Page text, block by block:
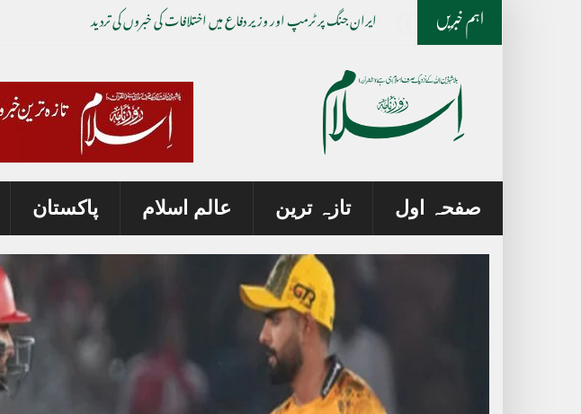
اہم خبریں ایران جنگ پر ٹرمپ اور وزیر دفاع میں اختلافات کی خبروں کی تردید
صفحہ اول تازہ ترین عالم اسلام پاکستان